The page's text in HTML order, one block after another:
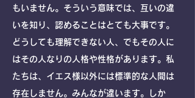
もいません。そういう意味では、互いの違
いを知り、認めることはとても大事です。
どうしても理解できない人、でもその人に
はその人なりの人格や性格があります。私
たちは、イエス様以外には標準的な人間は
存在しません。みんなが違います。しか